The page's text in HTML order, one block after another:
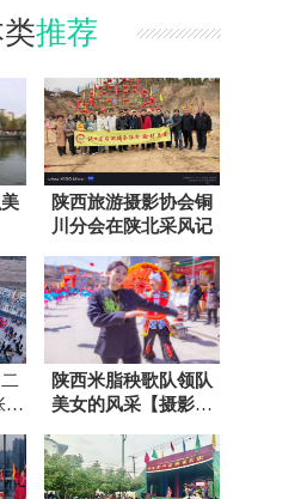
推荐
陕西旅游摄影协会铜
川分会在陕北采风记
宝
陕西米脂秧歌队领队
美女的风采【摄影张